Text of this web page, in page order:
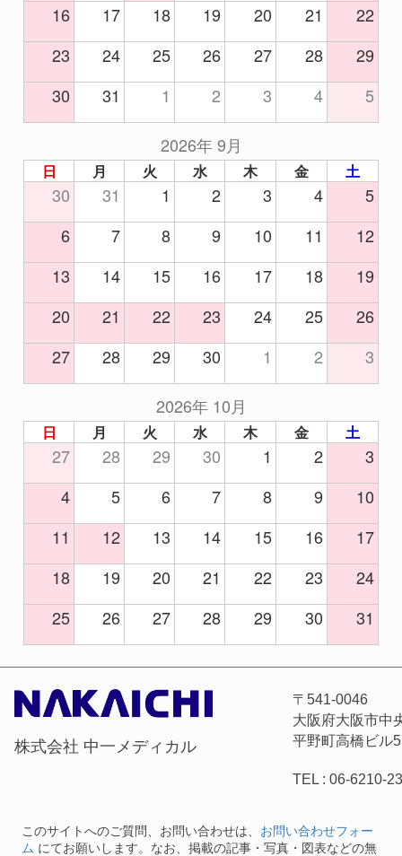
16
17 18 19 20 21
22
23
24 25 26 27 28
29
30
31 1 2 3 4 5
2026年 9月
日 月 火 水 木 金 土
30 31 1 2 3 4
5
6
7 8 9 10 11
12
13
14 15 16 17 18
19
20
21 22 23 24 25
26
27
28 29 30 1 2 3
2026年 10月
日 月 火 水 木 金 土
27 28 29 30 1 2
3
4
5 6 7 8 9
10
11
12 13 14 15 16
17
18
19 20 21 22 23
24
25
26 27 28 29 30 31
株式会社 中一メディカル
〒541-0046
大阪府大阪市中
平野町高橋ビル
TEL : 06-6210-
このサイトへのご質問、お問い合わせは、 お問い合わせフォー
ム にてお願いします。なお、掲載の記事・写真・図表などの無